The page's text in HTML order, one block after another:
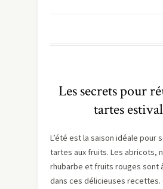
Les secrets pour
tartes
L’été est la saison idéale pour
tartes aux fruits. Les abricots,
rhubarbe et fruits rouges sont
dans ces délicieuses recettes.